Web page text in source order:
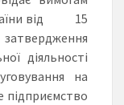
від 15
діяльності
на
підприємство